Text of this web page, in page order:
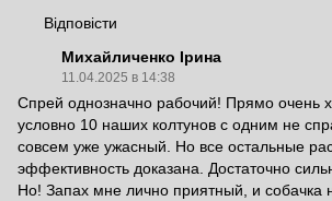
Відповісти
Михайличенко Ірина
11.04.2025 в 14:38
Спрей однозначно рабочий! Прямо очень
условно 10 наших колтунов с одним не
совсем уже ужасный. Но все остальные
эффективность доказана. Достаточно
Но! Запах мне лично приятный, и собачка